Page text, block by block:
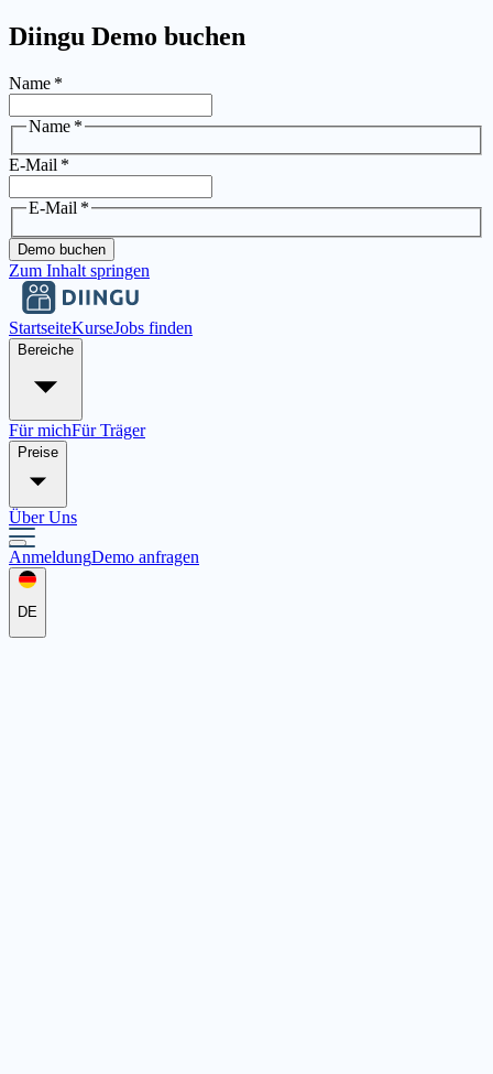
Diingu Demo buchen
Name *
Name *
E-Mail *
E-Mail *
Demo buchen
Zum Inhalt springen
StartseiteKurseJobs finden
Bereiche
Für michFür Träger
Preise
Über Uns
AnmeldungDemo anfragen
DE